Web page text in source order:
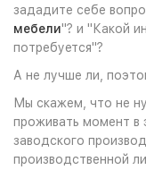
зададите себе
мебели"? и "Какой
потребуется"?
А не лучше ли,
Мы скажем, что не
проживать момент в
заводского
производственной